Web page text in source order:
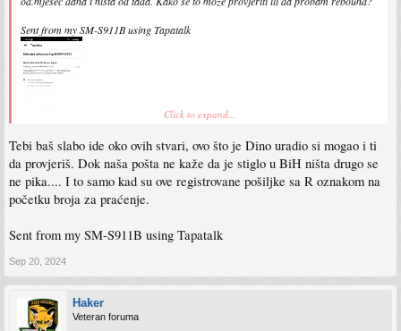
Sent from my SM-S911B using Tapatalk
Click to expand...
Tebi baš slabo ide oko ovih stvari, ovo što je Dino uradio si mogao i ti
da provjeriš. Dok naša pošta ne kaže da je stiglo u BiH ništa drugo se
ne pika.... I to samo kad su ove registrovane pošiljke sa R oznakom na
početku broja za praćenje.
Sent from my SM-S911B using Tapatalk
Sep 20, 2024
Haker
Veteran foruma